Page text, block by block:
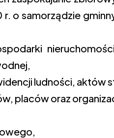
r. o samorządzie
ludności, aktów
placów oraz